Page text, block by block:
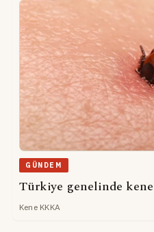
GÜNDEM
Türkiye genelinde kene
Kene KKKA